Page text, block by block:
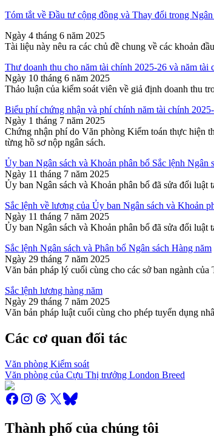
Tóm tắt về Đầu tư cộng đồng và Thay đổi trong
Ngày 4 tháng 6 năm 2025
Tài liệu này nêu ra các chủ đề chung về các khoản
Thư doanh thu cho năm tài chính 2025-26 và năm tài
Ngày 10 tháng 6 năm 2025
Thảo luận của kiểm soát viên về giả định doanh thu
Biểu phí chứng nhận và phí chính năm tài chính
Ngày 1 tháng 7 năm 2025
Chứng nhận phí do Văn phòng Kiểm toán thực hiện
từng hồ sơ nộp ngân sách.
Ủy ban Ngân sách và Khoản phân bổ Sắc lệnh Ngân
Ngày 11 tháng 7 năm 2025
Ủy ban Ngân sách và Khoản phân bổ đã sửa đổi luật
Sắc lệnh về lương của Ủy ban Ngân sách và Khoản
Ngày 11 tháng 7 năm 2025
Ủy ban Ngân sách và Khoản phân bổ đã sửa đổi luật
Sắc lệnh Ngân sách và Phân bổ Ngân sách Hàng năm
Ngày 29 tháng 7 năm 2025
Văn bản pháp lý cuối cùng cho các sở ban ngành
Sắc lệnh lương hàng năm
Ngày 29 tháng 7 năm 2025
Văn bản pháp luật cuối cùng cho phép tuyển dụng
Các cơ quan đối tác
Văn phòng Kiểm soát
Văn phòng của Cựu Thị trưởng London Breed
Thành phố của chúng tôi